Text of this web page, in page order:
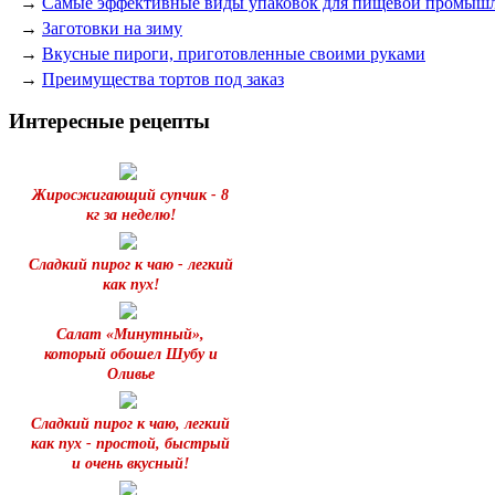
→ Заготовки на зиму
→ Вкусные пироги, приготовленные своими руками
→ Преимущества тортов под заказ
Интересные рецепты
Жиросжигающий супчик - 8
кг за неделю!
Сладкий пирог к чаю - легкий
как пух!
Салат «Минутный»,
который обошел Шубу и
Оливье
Сладкий пирог к чаю, легкий
как пух - простой, быстрый
и очень вкусный!